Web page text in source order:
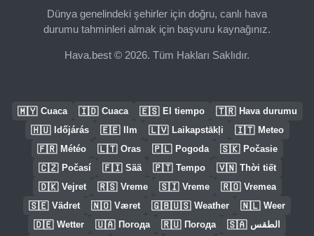
Dünya genelindeki şehirler için doğru, canlı hava
durumu tahminleri almak için başvuru kaynağınız.
Hava.best © 2026. Tüm Hakları Saklıdır.
🇲🇾 Cuaca 🇮🇩 Cuaca 🇪🇸 El tiempo 🇹🇷 Hava durumu
🇭🇺 Időjárás 🇪🇪 Ilm 🇱🇻 Laikapstākļi 🇮🇹 Meteo
🇫🇷 Météo 🇱🇹 Oras 🇵🇱 Pogoda 🇸🇰 Počasie
🇨🇿 Počasí 🇫🇮 Sää 🇵🇹 Tempo 🇻🇳 Thời tiết
🇩🇰 Vejret 🇷🇸 Vreme 🇸🇮 Vreme 🇷🇴 Vremea
🇸🇪 Vädret 🇳🇴 Været 🇬🇧🇺🇸 Weather 🇳🇱 Weer
🇩🇪 Wetter 🇺🇦 Погода 🇷🇺 Погода 🇸🇦 الطقس